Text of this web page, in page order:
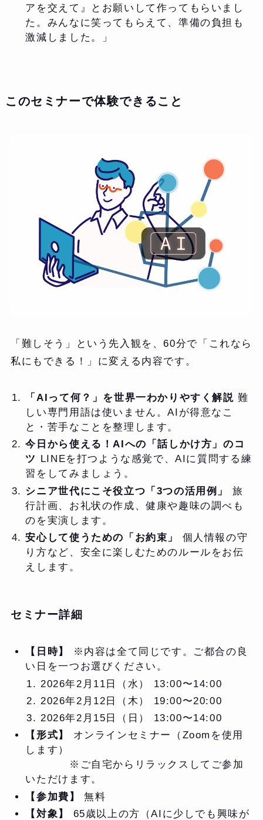
アを交えて』とお願いして作ってもらいまし
た。みんなに笑ってもらえて、準備の負担も
激減しました。」
このセミナーで体験できること
「難しそう」という先入観を、60分で「これなら
私にもできる！」に変える内容です。
「AIって何？」を世界一わかりやすく解説 難
しい専門用語は使いません。AIが得意なこ
と・苦手なことを整理します。
今日から使える！AIへの「話しかけ方」のコ
ツ
LINEを打つような感覚で、AIに質問する練
習をしてみましょう。
シニア世代にこそ役立つ「3つの活用例」
旅
行計画、お礼状の作成、健康や趣味の調べも
のを実演します。
安心して使うための「お約束」
個人情報の守
り方など、安全に楽しむためのルールをお伝
えします。
セミナー詳細
【日時】
※内容は全て同じです。ご都合の良
い日を一つお選びください。
2026年2月11日（水） 13:00〜14:00
2026年2月12日（木） 19:00〜20:00
2026年2月15日（日） 13:00〜14:00
【形式】
オンラインセミナー（Zoomを使用
します）
※ご自宅からリラックスしてご参加
いただけます。
【参加費】
無料
【対象】
65歳以上の方（AIに少しでも興味が